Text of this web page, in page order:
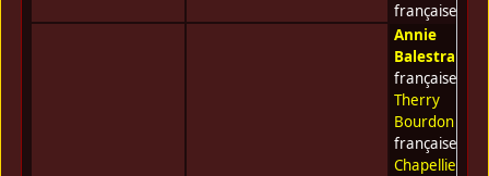
française)
Annie
Balestra
française) •
Therry
Bourdon(Voix
française) •
Chapellier